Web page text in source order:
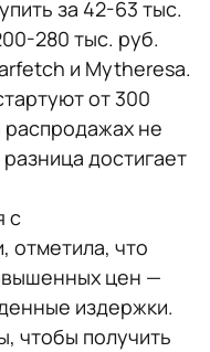
за 42-63 тыс.
280 тыс. руб.
и Mytheresa.
от 300
распродажах не
достигает
с
что
цен —
издержки.
чтобы получить